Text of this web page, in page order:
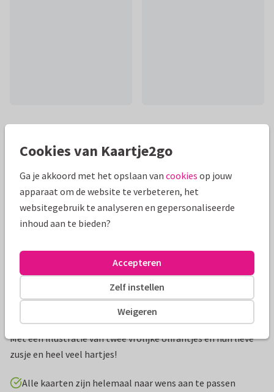
Productinformatie
Lief en bijzonder geboortekaartje voor jullie derde kindje.
Met een illustratie van twee vrolijke olifantjes en hun lieve
zusje en heel veel hartjes!
Alle kaarten zijn helemaal naar wens aan te passen
Cookies van Kaartje2go
Ga je akkoord met het opslaan van cookies op jouw
apparaat om de website te verbeteren, het
websitegebruik te analyseren en gepersonaliseerde
inhoud aan te bieden?
Weigeren
Zelf instellen
Accepteren